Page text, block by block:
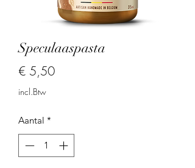
Speculaaspasta
€ 5,50Prijs
incl.Btw
Aantal *